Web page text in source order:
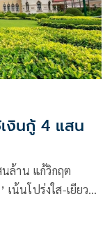
เงินกู้ 4 แสน
นล้าน แก้วิกฤต
น้นโปร่งใส-เยียวยา